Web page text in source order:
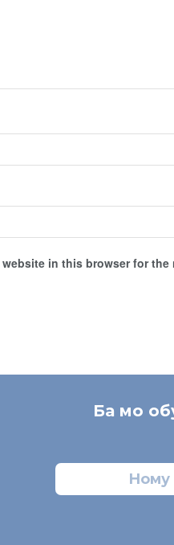
website in this browser for the
Ба мо